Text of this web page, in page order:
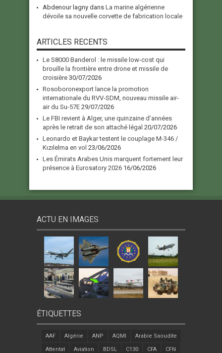
Abdenour lagny dans La marine algérienne
dévoile sa nouvelle corvette de fabrication locale
ARTICLES RECENTS
Le S8000 Banderol : le missile low-cost qui
brouille la frontière entre drone et missile de
croisière 30/07/2026
Rosoboronexport lance la promotion
internationale du RVV-SDM, nouveau missile air-
air du Su-57E 29/07/2026
Le FBI revient à Alger, une quinzaine d’années
après le retrait de son attaché légal 20/07/2026
Leonardo et Baykar testent le couplage M-346 /
Kızılelma en vol 23/06/2026
Les Émirats Arabes Unis marquent fortement leur
présence à Eurosatory 2026 16/06/2026
ACTU EN IMAGES
ÉTIQUETTES
AAF Algérie ANP AQMI Arabie Saoudite
Attentat Aviation BDSL C130 CFA CFN